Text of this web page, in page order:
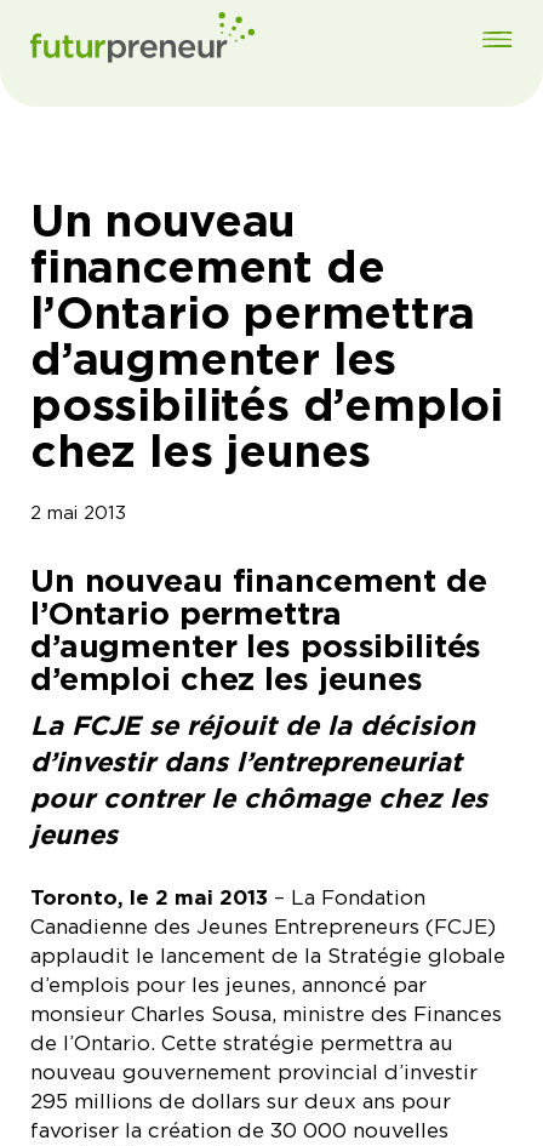
Un nouveau
financement de
l’Ontario permettra
d’augmenter les
possibilités d’emploi
chez les jeunes
2 mai 2013
Un nouveau financement de
l’Ontario permettra
d’augmenter les possibilités
d’emploi chez les jeunes
La FCJE se réjouit de la décision
d’investir dans l’entrepreneuriat
pour contrer le chômage chez les
jeunes
Toronto, le 2 mai 2013 – La Fondation
Canadienne des Jeunes Entrepreneurs (FCJE)
applaudit le lancement de la Stratégie globale
d’emplois pour les jeunes, annoncé par
monsieur Charles Sousa, ministre des Finances
de l’Ontario. Cette stratégie permettra au
nouveau gouvernement provincial d’investir
295 millions de dollars sur deux ans pour
favoriser la création de 30 000 nouvelles